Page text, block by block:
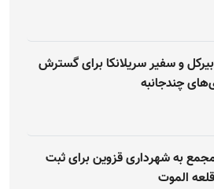
و سفیر سریلانکا برای گسترش
چندجانبه
به شهرداری قزوین برای ثبت
الموت